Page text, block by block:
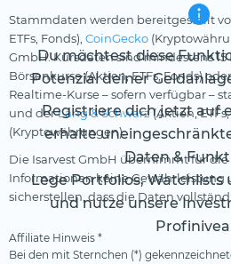
Du möchtest diese
Potenzial deiner
Registriere dich jetzt auf
erhalte
Daten &
Lege Portfolios, Watchlists
und nutze unsere
Stammdaten werden bereitgestellt
ETFs, Fonds), CoinGecko
GmbH. Kursdaten sind mindestens
Börsenkurse (Aktien, ETFs, Fonds)
Realtime-Kurse – sofern verfügbar –
und derLang & Schwarz(Aktien,
(Kryptowährungen).
Die Isarvest GmbH übernimmt für
Informationen keine Gewährleistung
sicherstellen, dass die Daten
Affiliate Hinweis *
Bei den mit Sternchen (*)